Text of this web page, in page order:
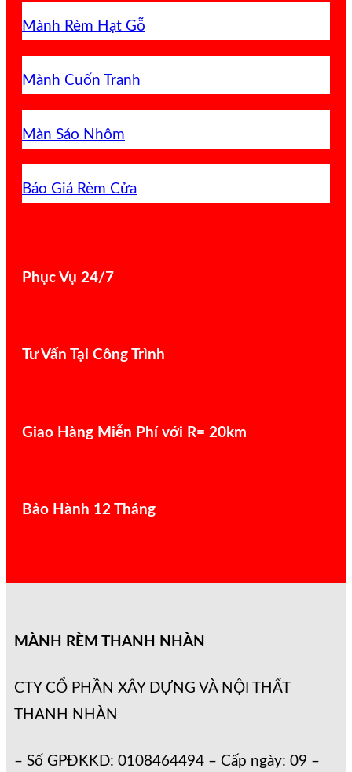
Mành Rèm Hạt Gỗ
Mành Cuốn Tranh
Màn Sáo Nhôm
Báo Giá Rèm Cửa
Phục Vụ 24/7
Tư Vấn Tại Công Trình
Giao Hàng Miễn Phí với R= 20km
Bảo Hành 12 Tháng
MÀNH RÈM THANH NHÀN
CTY CỔ PHẦN XÂY DỰNG VÀ NỘI THẤT
THANH NHÀN
– Số GPĐKKD: 0108464494 – Cấp ngày: 09 –